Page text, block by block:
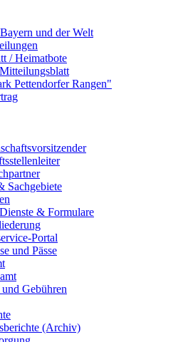
und der Welt
/ Heimatbote
Pettendorfer Rangen"
Sachgebiete
& Formulare
Portal
und Pässe
und Gebühren
(Archiv)